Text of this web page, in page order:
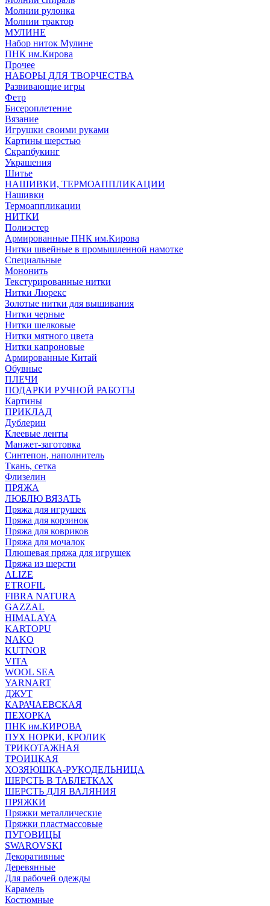
Молнии рулонка
Молнии трактор
МУЛИНЕ
Набор ниток Мулине
ПНК им.Кирова
Прочее
НАБОРЫ ДЛЯ ТВОРЧЕСТВА
Развивающие игры
Фетр
Бисероплетение
Вязание
Игрушки своими руками
Картины шерстью
Скрапбукинг
Украшения
Шитье
НАШИВКИ, ТЕРМОАППЛИКАЦИИ
Нашивки
Термоаппликации
НИТКИ
Полиэстер
Армированные ПНК им.Кирова
Нитки швейные в промышленной намотке
Специальные
Мононить
Текстурированные нитки
Нитки Люрекс
Золотые нитки для вышивания
Нитки черные
Нитки шелковые
Нитки мятного цвета
Нитки капроновые
Армированные Китай
Обувные
ПЛЕЧИ
ПОДАРКИ РУЧНОЙ РАБОТЫ
Картины
ПРИКЛАД
Дублерин
Клеевые ленты
Манжет-заготовка
Синтепон, наполнитель
Ткань, сетка
Флизелин
ПРЯЖА
ЛЮБЛЮ ВЯЗАТЬ
Пряжа для игрушек
Пряжа для корзинок
Пряжа для ковриков
Пряжа для мочалок
Плюшевая пряжа для игрушек
Пряжа из шерсти
ALIZE
ETROFIL
FIBRA NATURA
GAZZAL
HIMALAYA
KARTOPU
NAKO
KUTNOR
VITA
WOOL SEA
YARNART
ДЖУТ
КАРАЧАЕВСКАЯ
ПЕХОРКА
ПНК им.КИРОВА
ПУХ НОРКИ, КРОЛИК
ТРИКОТАЖНАЯ
ТРОИЦКАЯ
ХОЗЯЮШКА-РУКОДЕЛЬНИЦА
ШЕРСТЬ В ТАБЛЕТКАХ
ШЕРСТЬ ДЛЯ ВАЛЯНИЯ
ПРЯЖКИ
Пряжки металлические
Пряжки пластмассовые
ПУГОВИЦЫ
SWAROVSKI
Декоративные
Деревянные
Для рабочей одежды
Карамель
Костюмные